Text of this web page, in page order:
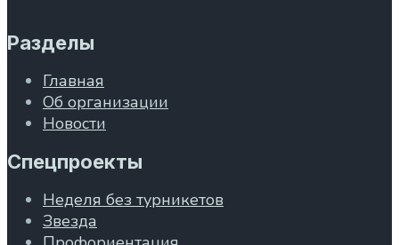
Разделы
Главная
Об организации
Новости
Спецпроекты
Неделя без турникетов
Звезда